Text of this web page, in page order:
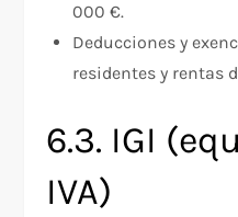
000 €.
Deducciones y
residentes y rentas
6.3. IGI
IVA)